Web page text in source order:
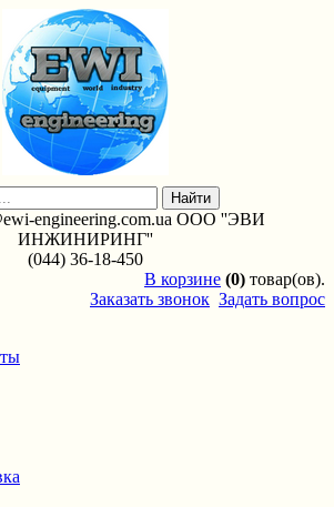
engineering.com.ua ООО ''ЭВИ
ИНЖИНИРИНГ''
(044) 36-18-450
В корзине (0) товар(ов).
Заказать звонок Задать вопрос